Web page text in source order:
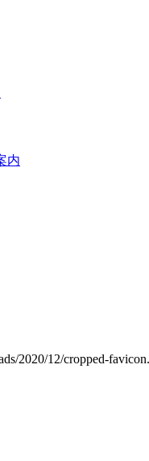
内
2020/12/cropped-